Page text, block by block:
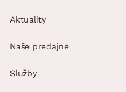
Aktuality
Naše predajne
Služby